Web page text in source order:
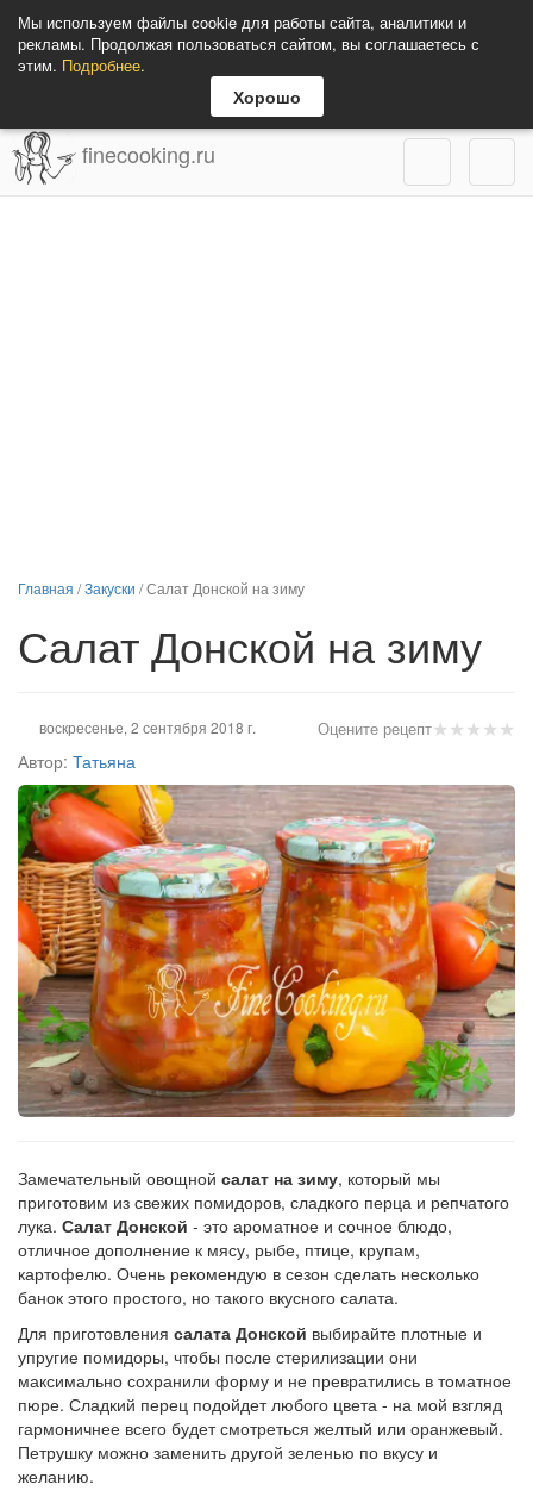
Мы используем файлы cookie для работы сайта, аналитики и
рекламы. Продолжая пользоваться сайтом, вы соглашаетесь с
этим. Подробнее.
Хорошо
finecooking.ru
Главная /Закуски /Салат Донской на зиму
Салат Донской на зиму
★★★★★
Оцените рецепт
воскресенье, 2 сентября 2018 г.
Автор: Татьяна
Замечательный овощной салат на зиму, который мы
приготовим из свежих помидоров, сладкого перца и репчатого
лука. Салат Донской - это ароматное и сочное блюдо,
отличное дополнение к мясу, рыбе, птице, крупам,
картофелю. Очень рекомендую в сезон сделать несколько
банок этого простого, но такого вкусного салата.
Для приготовления салата Донской выбирайте плотные и
упругие помидоры, чтобы после стерилизации они
максимально сохранили форму и не превратились в томатное
пюре. Сладкий перец подойдет любого цвета - на мой взгляд
гармоничнее всего будет смотреться желтый или оранжевый.
Петрушку можно заменить другой зеленью по вкусу и
желанию.